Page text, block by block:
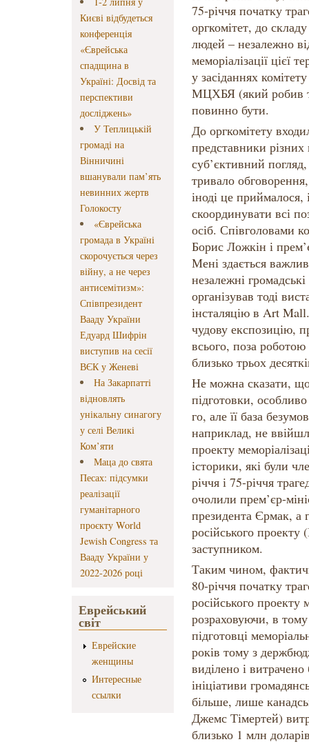
Києві відбудеться
конференція
«Єврейська
спадщина в
Україні: Досвід та
перспективи
досліджень»
У Теплицькій
громаді на
Вінничині
вшанували пам’ять
невинних жертв
Голокосту
«Єврейська
громада в Україні
скорочується через
війну, а не через
антисемітизм»:
Співпрезидент
Вааду України
Едуард Шифрін
виступив на сесії
ВЄК у Женеві
На Закарпатті
відновлять
унікальну синагогу
у селі Великі
Ком’яти
Маца до свята
Песах: підсумки
реалізації
гуманітарного
проєкту World
Jewish Congress та
Вааду України у
2022-2026 році
Еврейський
світ
Еврейские
женщины
Интересные
ссылки
75-річчя початку
оргкомітет, до
людей – незалежно
меморіалізації цієї
у засіданнях
МЦХБЯ (який робив
повинно бути.
До оргкомітету
представники різних
суб’єктивний
тривало
іноді це приймалося,
скоординувати всі
осіб. Співголовами
Борис Ложкін і
Мені здається
незалежні
організував тоді
інсталяцію в Art
чудову експозицію,
всього, поза роботою
близько трьох
Не можна сказати, що
підготовки,
го, але її база
наприклад, не
проекту
історики, які були
річчя і 75-річчя
очолили прем’єр-
президента Єрмак, а
російського
заступником.
Таким чином,
80-річчя початку
російського проекту
розраховуючи, в
підготовці
років тому з
виділено і
ініціативи
більше, лише
Джемс Тімертей)
близько 1 млн